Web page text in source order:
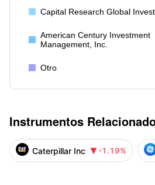
Capital Research Global
American Century Investment
Management, Inc.
Otro
Instrumentos
Caterpillar Inc  -1.19%